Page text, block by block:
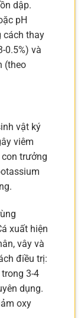
dập.
pH
cách thay
0.5%) và
(theo
vật ký
viêm
trưởng
xuất hiện
vây và
điều trị:
3-4
dụng.
oxy